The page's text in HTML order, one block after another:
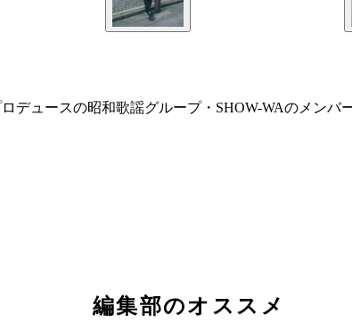
デュースの昭和歌謡グループ・SHOW-WAのメン
編集部のオススメ